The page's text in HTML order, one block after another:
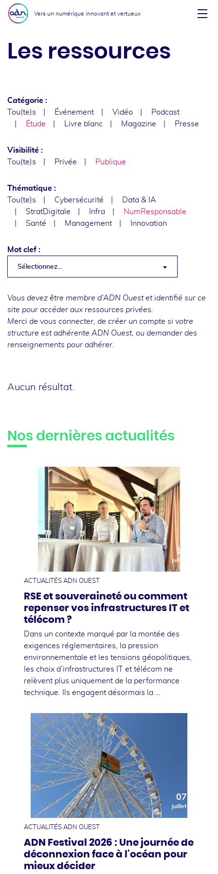
Aller au menu
Aller au contenu
Vers un numérique innovant et vertueux
Les ressources
Catégorie :
Tou(te)s
Événement Vidéo
Podcast
Étude
Livre blanc Magazine Presse
Visibilité :
Tou(te)s
Privée Publique
Thématique :
Tou(te)s
Cybersécurité
Data & IA
StratDigitale
Infra
NumResponsable
Santé
Management Innovation
Mot clef :
Sélectionnez...
Vous devez être membre d'ADN Ouest et identifié sur ce
site pour accéder aux ressources privées.
Merci de vous connecter , de créer un compte si votre
structure est adhérente ADN Ouest, ou demander des
renseignements pour adhérer.
Aucun résultat.
Nos dernières actualités
10
juillet
ACTUALITÉS ADN OUEST
RSE et souveraineté ou comment
repenser vos infrastructures IT et
télécom ?
Dans un contexte marqué par la montée des
exigences réglementaires, la pression
environnementale et les tensions géopolitiques,
les choix d’infrastructures IT et télécom ne
relèvent plus uniquement de la performance
technique. Ils engagent désormais la …
07
juillet
ACTUALITÉS ADN OUEST
ADN Festival 2026 : Une journée de
déconnexion face à l'océan pour
mieux décider